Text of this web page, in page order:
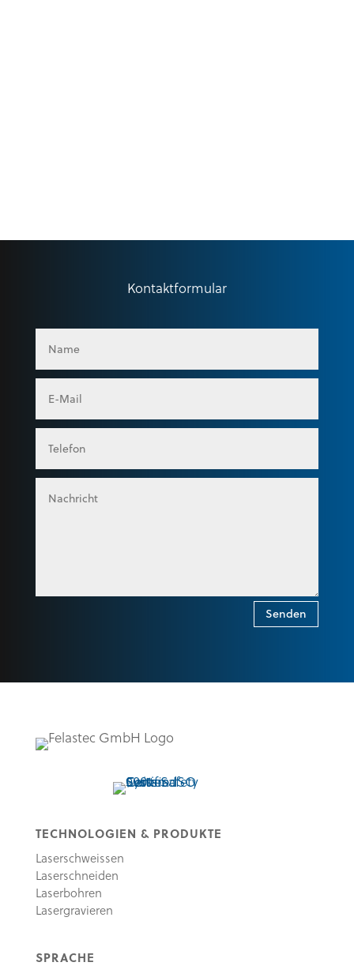
Kontaktformular
Senden
TECHNOLOGIEN & PRODUKTE
Laserschweissen
Laserschneiden
Laserbohren
Lasergravieren
SPRACHE